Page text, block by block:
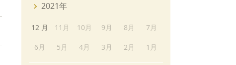
2021年
12 月 11月 10月 9月 8月 7月
6月 5月 4月 3月 2月 1月